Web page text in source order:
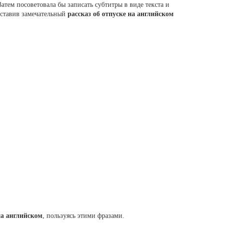
посоветовала бы записать субтитры в виде текста и
замечательный рассказ об отпуске на английском
английском , пользуясь этими фразами.